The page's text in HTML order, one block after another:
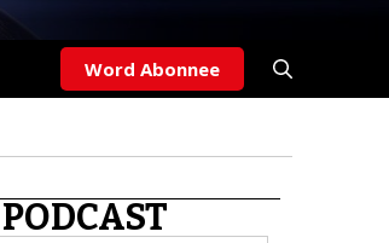
Word Abonnee
PODCAST